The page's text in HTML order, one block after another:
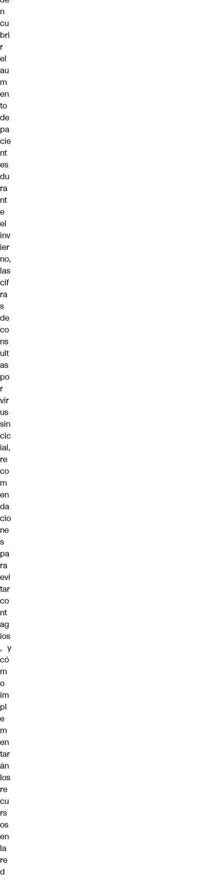
n
cu
bri
r
el
au
m
en
to
de
pa
cie
nt
es
du
ra
nt
e
el
inv
ier
no,
las
cif
ra
s
de
co
ns
ult
as
po
r
vir
us
sin
cic
ial,
re
co
m
en
da
cio
ne
s
pa
ra
evi
tar
co
nt
ag
ios
, y
có
m
o
im
pl
e
m
en
tar
án
los
re
cu
rs
os
en
la
re
d